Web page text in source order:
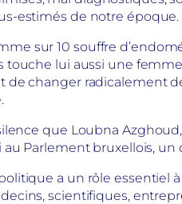
estimés de notre époque.
sur 10 souffre
touche lui aussi une
de changer radicalement
que Loubna
au Parlement bruxellois, un
a un rôle essentiel
scientifiques,